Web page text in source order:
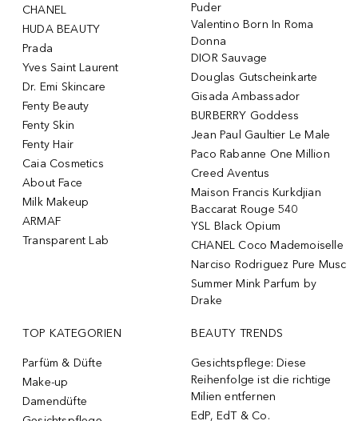
CHANEL
HUDA BEAUTY
Prada
Yves Saint Laurent
Dr. Emi Skincare
Fenty Beauty
Fenty Skin
Fenty Hair
Caia Cosmetics
About Face
Milk Makeup
ARMAF
Transparent Lab
Puder
Valentino Born In Roma
Donna
DIOR Sauvage
Douglas Gutscheinkarte
Gisada Ambassador
BURBERRY Goddess
Jean Paul Gaultier Le Male
Paco Rabanne One Million
Creed Aventus
Maison Francis Kurkdjian
Baccarat Rouge 540
YSL Black Opium
CHANEL Coco Mademoiselle
Narciso Rodriguez Pure Musc
Summer Mink Parfum by
Drake
TOP KATEGORIEN
Parfüm & Düfte
Make-up
Damendüfte
BEAUTY TRENDS
Gesichtspflege: Diese
Reihenfolge ist die richtige
Milien entfernen
EdP, EdT & Co.